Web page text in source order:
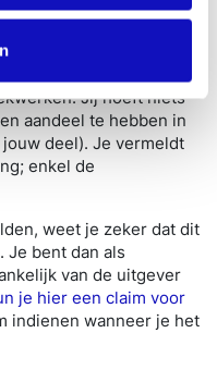
de uitgever
zelf verantwoordelijk
Jij hoeft niets
aandeel te hebben in
deel). Je vermeldt
enkel de
weet je zeker dat dit
bent dan als
van de uitgever
je hier een claim voor
indienen wanneer je het